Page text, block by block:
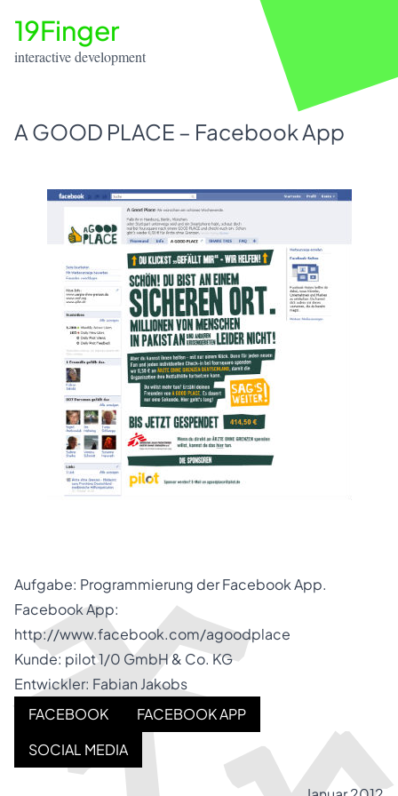
19Finger
interactive development
A GOOD PLACE – Facebook App
Aufgabe: Programmierung der Facebook App.
Facebook App:
http://www.facebook.com/agoodplace
Kunde: pilot 1/0 GmbH & Co. KG
Entwickler: Fabian Jakobs
FACEBOOK
FACEBOOK APP
SOCIAL MEDIA